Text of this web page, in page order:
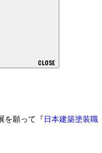
CLOSE
を願って『 日本建築塗装職